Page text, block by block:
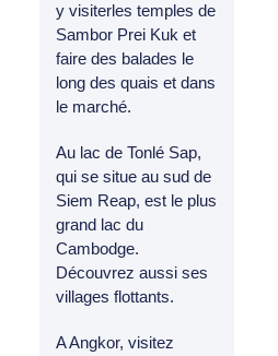
y visiterles temples de
Sambor Prei Kuk et
faire des balades le
long des quais et dans
le marché.
Au lac de Tonlé Sap,
qui se situe au sud de
Siem Reap, est le plus
grand lac du
Cambodge.
Découvrez aussi ses
villages flottants.
A Angkor, visitez